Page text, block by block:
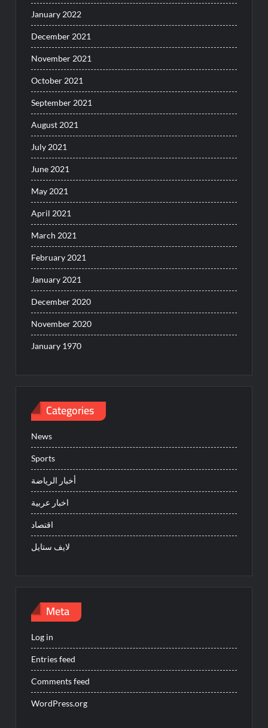
January 2022
December 2021
November 2021
October 2021
September 2021
August 2021
July 2021
June 2021
May 2021
April 2021
March 2021
February 2021
January 2021
December 2020
November 2020
January 1970
Categories
News
Sports
أخبار الرياضة
اخبار عربية
اقتصاد
لايف ستايل
Meta
Log in
Entries feed
Comments feed
WordPress.org